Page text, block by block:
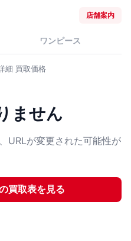
店舗案内
ワンピース
細 買取価格
ません
URLが変更された可能性が
買取表を見る